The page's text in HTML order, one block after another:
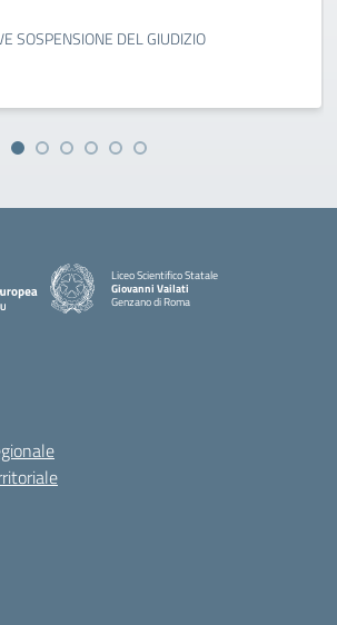
SOSPENSIONE DEL GIUDIZIO
Liceo Scientifico Statale
Giovanni Vailati
Genzano di Roma